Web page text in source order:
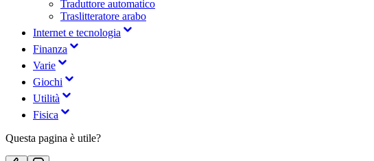
Traduttore automatico
Traslitteratore arabo
Internet e tecnologia
Finanza
Varie
Giochi
Utilità
Fisica
Questa pagina è utile?